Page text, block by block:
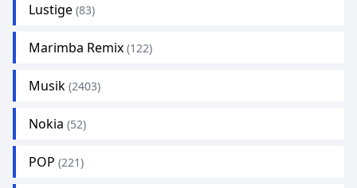
Lustige (83)
Marimba Remix (122)
Musik (2403)
Nokia (52)
POP (221)